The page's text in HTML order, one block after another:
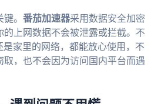
。 番茄加速器采用数据安全加密
的上网数据不会被泄露或拦截。不
是家里的网络，都能放心使用，不
取，也不会因为访问国内平台而遇